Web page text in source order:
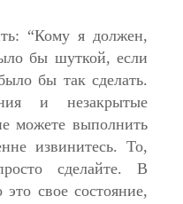
“Кому я должен,
бы шуткой, если
бы так сделать.
и незакрытые
можете выполнить
извинитесь. То,
сделайте. В
свое состояние,